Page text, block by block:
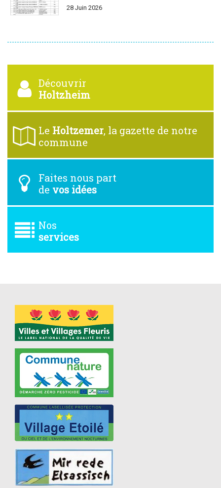
28 Juin 2026
Découvrir
Holtzheim
Le Holtzemer, la gazette de notre
commune
Faites nous part
de vos idées
Nos
services